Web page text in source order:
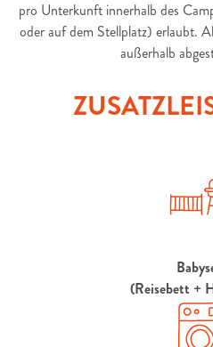
pro Unterkunft innerhalb des
oder auf dem Stellplatz) erlaubt.
außerhalb
(Reisebett +